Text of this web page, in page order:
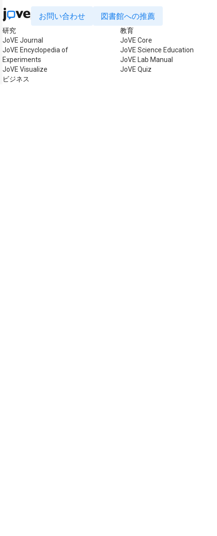
お問い合わせ 図書館への推薦
研究
JoVE Journal
JoVE Encyclopedia of
Experiments
JoVE Visualize
ビジネス
教育
JoVE Core
JoVE Science Education
JoVE Lab Manual
JoVE Quiz